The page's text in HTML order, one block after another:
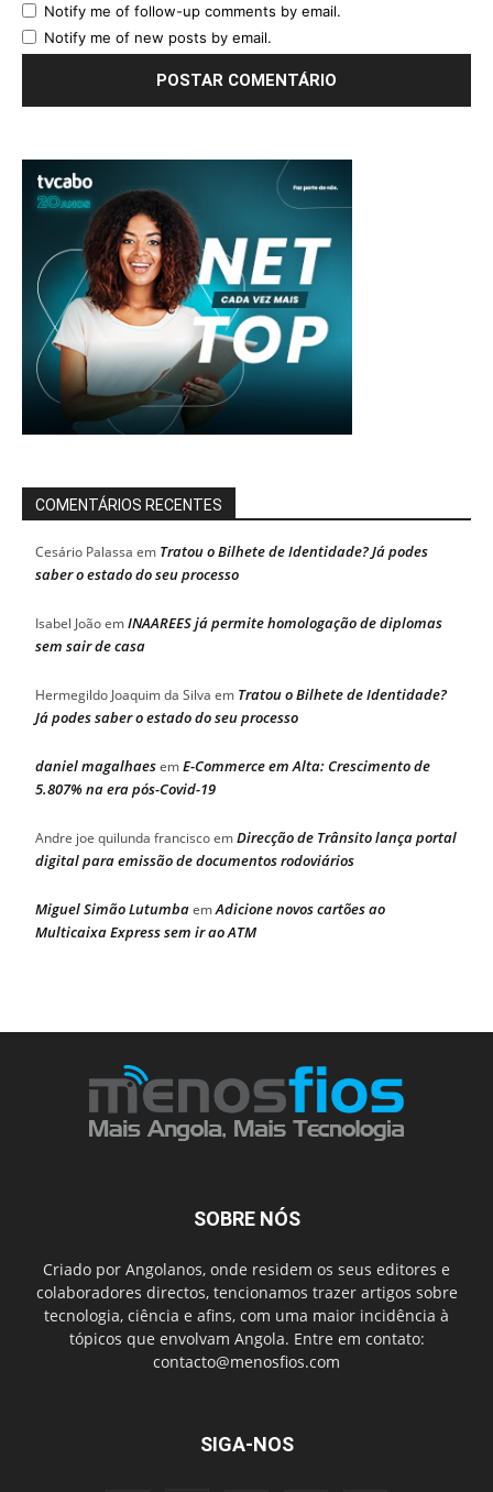
Notify me of follow-up comments by email.
Notify me of new posts by email.
COMENTÁRIOS RECENTES
Cesário Palassa em Tratou o Bilhete de Identidade? Já podes
saber o estado do seu processo
Isabel JoãoemINAAREES já permite homologação de diplomas
sem sair de casa
Hermegildo Joaquim da Silva em Tratou o Bilhete de Identidade?
Já podes saber o estado do seu processo
daniel magalhaesemE-Commerce em Alta: Crescimento de
5.807% na era pós-Covid-19
Andre joe quilunda franciscoemDirecção de Trânsito lança portal
digital para emissão de documentos rodoviários
Miguel Simão LutumbaemAdicione novos cartões ao
Multicaixa Express sem ir ao ATM
SOBRE NÓS
Criado por Angolanos, onde residem os seus editores e
colaboradores directos, tencionamos trazer artigos sobre
tecnologia, ciência e afins, com uma maior incidência à
tópicos que envolvam Angola. Entre em contato:
contacto@menosfios.com
SIGA-NOS